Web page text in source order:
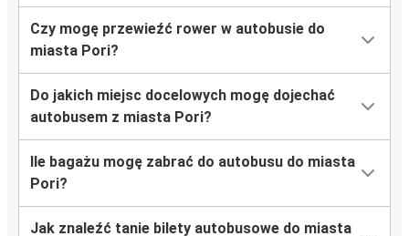
Czy mogę przewieźć rower w autobusie do
miasta Pori?
Do jakich miejsc docelowych mogę dojechać
autobusem z miasta Pori?
Ile bagażu mogę zabrać do autobusu do miasta
Pori?
Jak znaleźć tanie bilety autobusowe do miasta